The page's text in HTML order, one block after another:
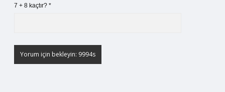
7 + 8 kaçtır? *